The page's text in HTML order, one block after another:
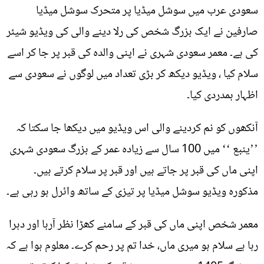
سعودی عرب میں سوشل میڈیا پر متحرک سوشل میڈیا
صارفین نے ایک بزرگ شخص کی رلا دینے والی کی ویڈیو شیئر
کی ہے۔ معمر سعودی شہری نے اپنی والدہ کی قبر پر جا کر اسے
سلام کیا ، ویڈیو دیکھ کر بڑی تعداد میں لوگوں نے سعودی سے
اظہار ہمدردی کیا۔
آنکھوں کو نم کردینے والی اس ویڈیو میں دیکھا جا سکتا کہ
’’ینبع ‘‘ میں 100 سال سے زیادہ عمر کے بزرگ سعودی شہری
اپنی ماں کی قبر پر جاتے ہیں اور قبر پر سلام کرتے ہیں۔
مذکورہ ویڈیو سوشل میڈیا پر تیزی کے ساتھ وائرل ہو رہی ہے۔
معمر شخص اپنی ماں کی قبر کے سامنے کھڑا نظر آرہا اور دہرا
رہا ہے سلام ہو میری ماں، خدا تم پر رحم کرے۔ معلوم ہوا ہے کہ